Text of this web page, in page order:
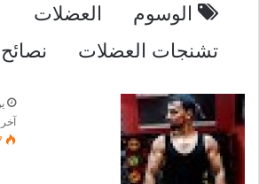
الوسوم
العضلات
تشنجات العضلات
نصائح
آخر